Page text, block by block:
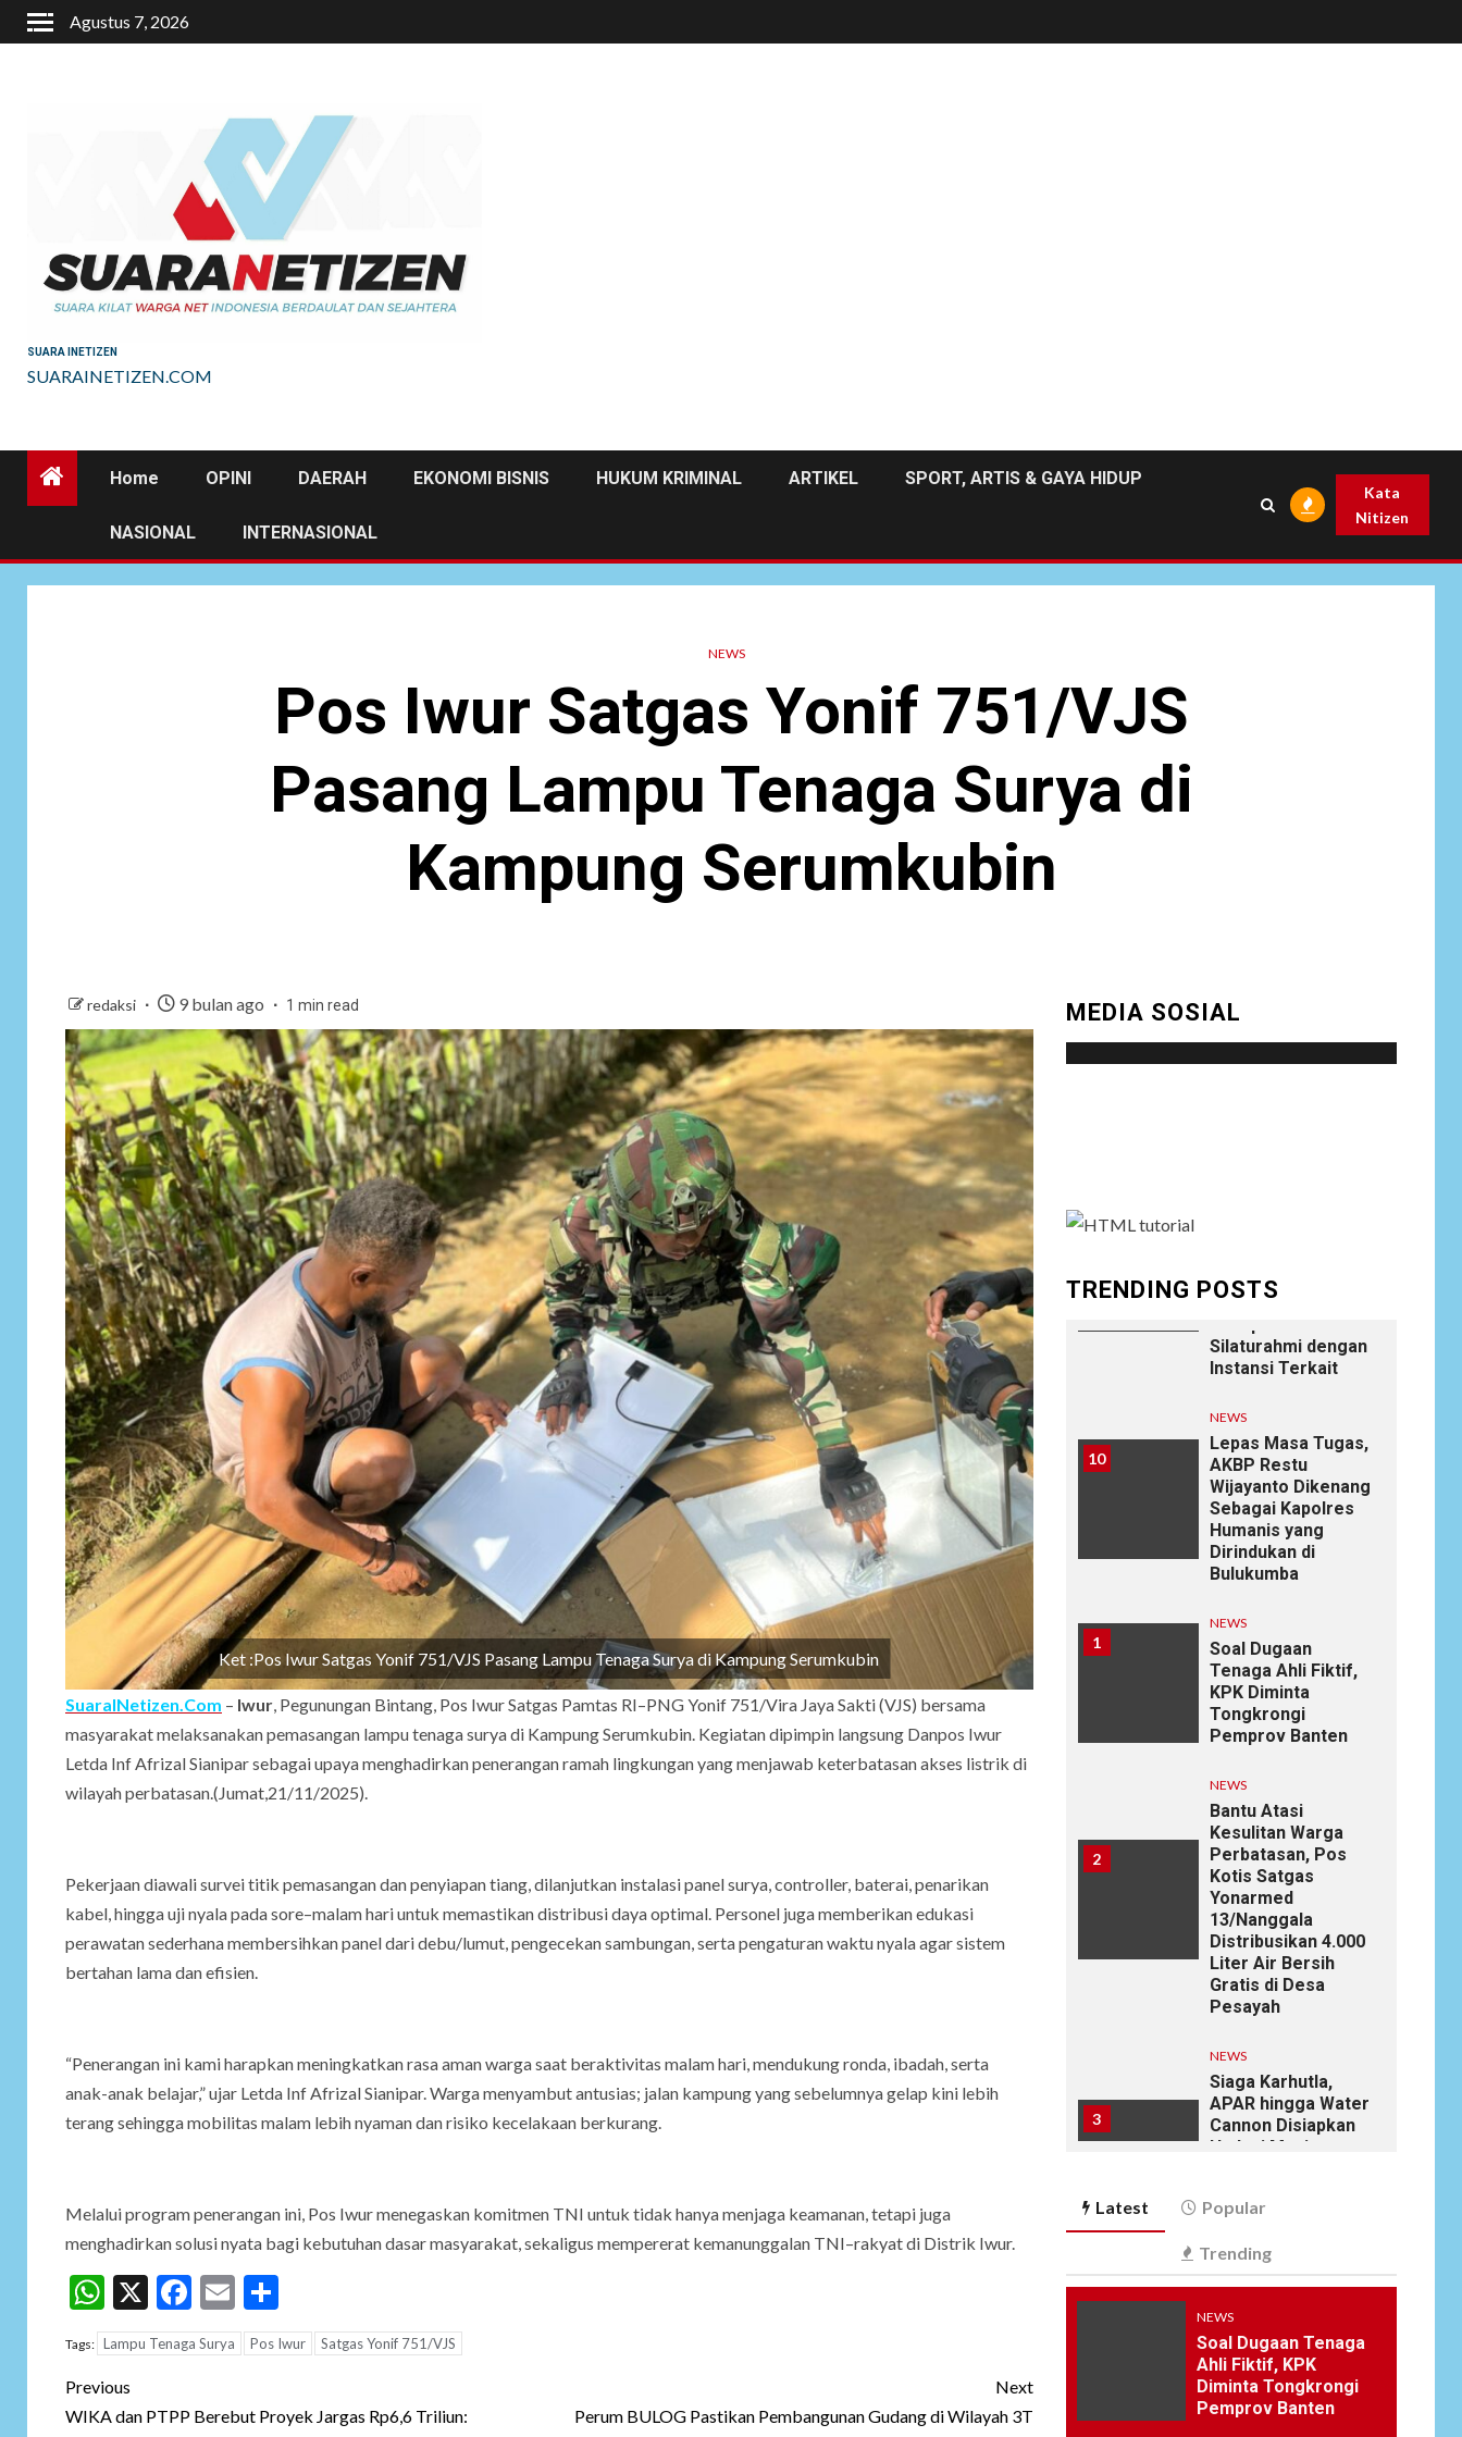
Skip
to
Agustus 7, 2026
SUARA INETIZEN
SUARAINETIZEN.COM
Home OPINI DAERAH EKONOMI BISNIS HUKUM KRIMINAL ARTIKEL SPORT, ARTIS & GAYA HIDUP
NASIONAL INTERNASIONAL
Kata
Nitizen
NEWS
Pos Iwur Satgas Yonif 751/VJS
Pasang Lampu Tenaga Surya di
Kampung Serumkubin
redaksi 9 bulan ago 1 min read
Ket :Pos Iwur Satgas Yonif 751/VJS Pasang Lampu Tenaga Surya di Kampung Serumkubin
SuaraINetizen.Com – Iwur, Pegunungan Bintang, Pos Iwur Satgas Pamtas RI–PNG Yonif 751/Vira Jaya Sakti (VJS) bersama
masyarakat melaksanakan pemasangan lampu tenaga surya di Kampung Serumkubin. Kegiatan dipimpin langsung Danpos Iwur
Letda Inf Afrizal Sianipar sebagai upaya menghadirkan penerangan ramah lingkungan yang menjawab keterbatasan akses listrik di
wilayah perbatasan.(Jumat,21/11/2025).
Pekerjaan diawali survei titik pemasangan dan penyiapan tiang, dilanjutkan instalasi panel surya, controller, baterai, penarikan
kabel, hingga uji nyala pada sore–malam hari untuk memastikan distribusi daya optimal. Personel juga memberikan edukasi
perawatan sederhana membersihkan panel dari debu/lumut, pengecekan sambungan, serta pengaturan waktu nyala agar sistem
bertahan lama dan efisien.
“Penerangan ini kami harapkan meningkatkan rasa aman warga saat beraktivitas malam hari, mendukung ronda, ibadah, serta
anak-anak belajar,” ujar Letda Inf Afrizal Sianipar. Warga menyambut antusias; jalan kampung yang sebelumnya gelap kini lebih
terang sehingga mobilitas malam lebih nyaman dan risiko kecelakaan berkurang.
Melalui program penerangan ini, Pos Iwur menegaskan komitmen TNI untuk tidak hanya menjaga keamanan, tetapi juga
menghadirkan solusi nyata bagi kebutuhan dasar masyarakat, sekaligus mempererat kemanunggalan TNI–rakyat di Distrik Iwur.
WhatsApp
X Facebook
Email
Tags: Lampu Tenaga Surya Pos Iwur Satgas Yonif 751/VJS
Post
navigation
Previous
WIKA dan PTPP Berebut Proyek Jargas Rp6,6 Triliun:
Next
Perum BULOG Pastikan Pembangunan Gudang di Wilayah 3T
MEDIA SOSIAL
TRENDING POSTS
Pemprov Banten
Hukum, Ungkap
9
Laksanakan
Anjangsana Untuk
Silaturahmi dengan
Instansi Terkait
10
NEWS
Lepas Masa Tugas,
AKBP Restu
Wijayanto Dikenang
Sebagai Kapolres
Humanis yang
Dirindukan di
Bulukumba
1
NEWS
Soal Dugaan
Tenaga Ahli Fiktif,
KPK Diminta
Tongkrongi
Pemprov Banten
2
NEWS
Bantu Atasi
Kesulitan Warga
Perbatasan, Pos
Kotis Satgas
Yonarmed
13/Nanggala
Distribusikan 4.000
Liter Air Bersih
Gratis di Desa
Pesayah
3
NEWS
Siaga Karhutla,
APAR hingga Water
Cannon Disiapkan
Hadapi Musim
Bakar Lahan
Pun
Merendahkan
Wartawan Dinilai
Cederai Martabat
Profesi Jurnalistik
Latest Popular
Trending
NEWS
Soal Dugaan Tenaga
Ahli Fiktif, KPK
Diminta Tongkrongi
Pemprov Banten